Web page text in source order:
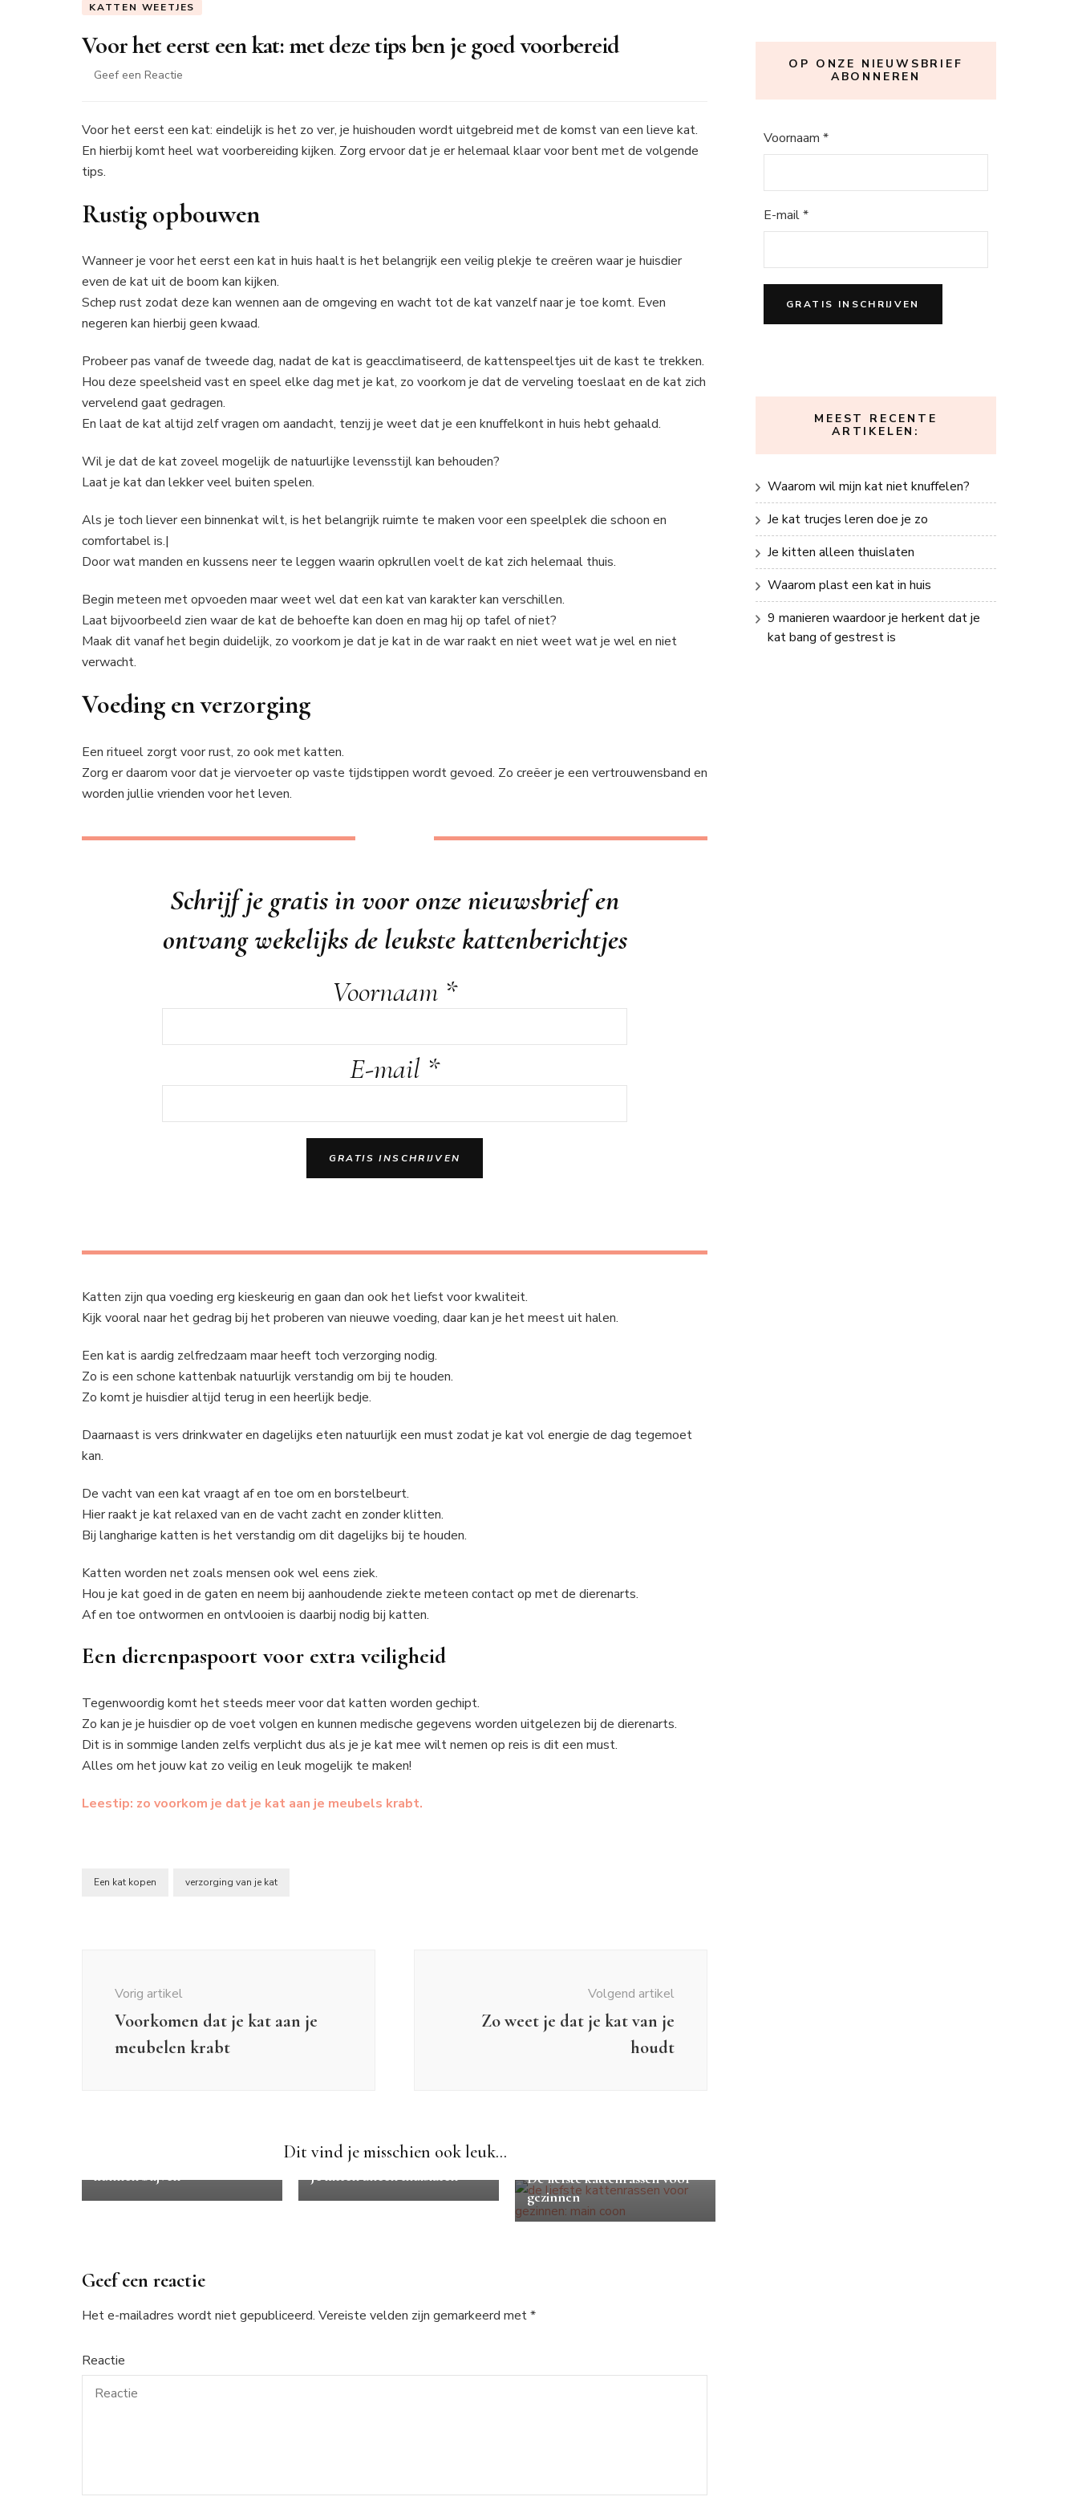
KATTEN WEETJES
Voor het eerst een kat: met deze tips ben je goed voorbereid
Geef een Reactie
eerst
kat:
tips
ben
goed
voorbereid
Voor het eerst een kat: eindelijk is het zo ver, je huishouden wordt uitgebreid met de komst van een lieve kat.
En hierbij komt heel wat voorbereiding kijken. Zorg ervoor dat je er helemaal klaar voor bent met de volgende
tips.
Rustig opbouwen
Wanneer je voor het eerst een kat in huis haalt is het belangrijk een veilig plekje te creëren waar je huisdier
even de kat uit de boom kan kijken.
Schep rust zodat deze kan wennen aan de omgeving en wacht tot de kat vanzelf naar je toe komt. Even
negeren kan hierbij geen kwaad.
Probeer pas vanaf de tweede dag, nadat de kat is geacclimatiseerd, de kattenspeeltjes uit de kast te trekken.
Hou deze speelsheid vast en speel elke dag met je kat, zo voorkom je dat de verveling toeslaat en de kat zich
vervelend gaat gedragen.
En laat de kat altijd zelf vragen om aandacht, tenzij je weet dat je een knuffelkont in huis hebt gehaald.
Wil je dat de kat zoveel mogelijk de natuurlijke levensstijl kan behouden?
Laat je kat dan lekker veel buiten spelen.
Als je toch liever een binnenkat wilt, is het belangrijk ruimte te maken voor een speelplek die schoon en
comfortabel is.|
Door wat manden en kussens neer te leggen waarin opkrullen voelt de kat zich helemaal thuis.
Begin meteen met opvoeden maar weet wel dat een kat van karakter kan verschillen.
Laat bijvoorbeeld zien waar de kat de behoefte kan doen en mag hij op tafel of niet?
Maak dit vanaf het begin duidelijk, zo voorkom je dat je kat in de war raakt en niet weet wat je wel en niet
verwacht.
Voeding en verzorging
Een ritueel zorgt voor rust, zo ook met katten.
Zorg er daarom voor dat je viervoeter op vaste tijdstippen wordt gevoed. Zo creëer je een vertrouwensband en
worden jullie vrienden voor het leven.
Schrijf je gratis in voor onze nieuwsbrief en
ontvang wekelijks de leukste kattenberichtjes
Voornaam *
E-mail *
Katten zijn qua voeding erg kieskeurig en gaan dan ook het liefst voor kwaliteit.
Kijk vooral naar het gedrag bij het proberen van nieuwe voeding, daar kan je het meest uit halen.
Een kat is aardig zelfredzaam maar heeft toch verzorging nodig.
Zo is een schone kattenbak natuurlijk verstandig om bij te houden.
Zo komt je huisdier altijd terug in een heerlijk bedje.
Daarnaast is vers drinkwater en dagelijks eten natuurlijk een must zodat je kat vol energie de dag tegemoet
kan.
De vacht van een kat vraagt af en toe om en borstelbeurt.
Hier raakt je kat relaxed van en de vacht zacht en zonder klitten.
Bij langharige katten is het verstandig om dit dagelijks bij te houden.
Katten worden net zoals mensen ook wel eens ziek.
Hou je kat goed in de gaten en neem bij aanhoudende ziekte meteen contact op met de dierenarts.
Af en toe ontwormen en ontvlooien is daarbij nodig bij katten.
Een dierenpaspoort voor extra veiligheid
Tegenwoordig komt het steeds meer voor dat katten worden gechipt.
Zo kan je je huisdier op de voet volgen en kunnen medische gegevens worden uitgelezen bij de dierenarts.
Dit is in sommige landen zelfs verplicht dus als je je kat mee wilt nemen op reis is dit een must.
Alles om het jouw kat zo veilig en leuk mogelijk te maken!
Leestip: zo voorkom je dat je kat aan je meubels krabt.
Een kat kopen verzorging van je kat
Vorig artikel
Voorkomen dat je kat aan je
meubelen krabt
Volgend artikel
Zo weet je dat je kat van je
houdt
Dit vind je misschien ook leuk...
kunnen blijven
Katten weetjes
Je kitten alleen thuislaten
De liefste kattenrassen voor
gezinnen
Geef een reactie
Het e-mailadres wordt niet gepubliceerd. Vereiste velden zijn gemarkeerd met*
Reactie
OP ONZE NIEUWSBRIEF
ABONNEREN
Voornaam *
E-mail*
MEEST RECENTE
ARTIKELEN:
Waarom wil mijn kat niet knuffelen?
Je kat trucjes leren doe je zo
Je kitten alleen thuislaten
Waarom plast een kat in huis
9 manieren waardoor je herkent dat je
kat bang of gestrest is